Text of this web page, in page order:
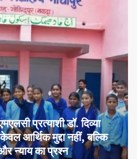
प्रत्याशी डॉ. दिव्या
आर्थिक मुद्दा नहीं, बल्कि
न्याय का प्रश्न